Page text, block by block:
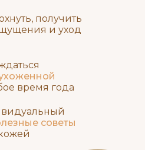
получить
и уход
время года
советы